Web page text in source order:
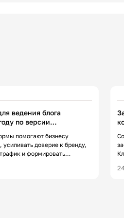
ведения блога
по версии
помогают бизнесу
усиливать доверие к бренду,
и формировать
важно в 2026 году, когда